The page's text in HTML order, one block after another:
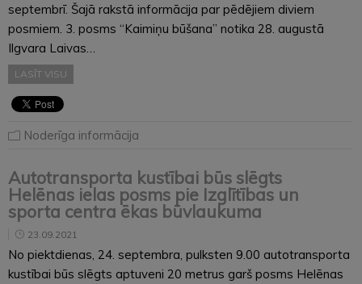
septembrī. Šajā rakstā informācija par pēdējiem diviem
posmiem. 3. posms “Kaimiņu būšana” notika 28. augustā
Ilgvara Laivas…
LASĪT VISU
Noderīga informācija
Autotransporta kustībai būs slēgts
Helēnas ielas posms pie Izglītības un
sporta centra ēkas būvlaukuma
23.09.2021
No piektdienas, 24. septembra, pulksten 9.00 autotransporta
kustībai būs slēgts aptuveni 20 metrus garš posms Helēnas